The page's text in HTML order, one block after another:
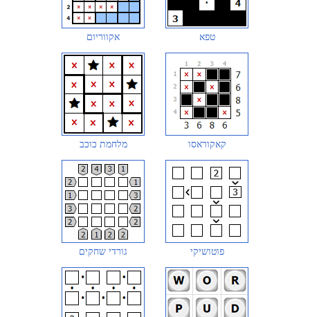
אקווריום טפא
מלחמת כוכב קאקוראסו
גורדי שחקים פוטושיקי